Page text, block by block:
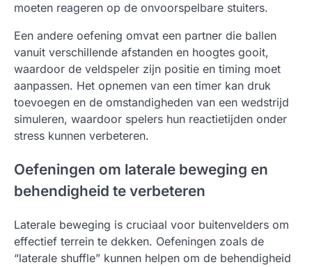
moeten reageren op de onvoorspelbare stuiters.
Een andere oefening omvat een partner die ballen
vanuit verschillende afstanden en hoogtes gooit,
waardoor de veldspeler zijn positie en timing moet
aanpassen. Het opnemen van een timer kan druk
toevoegen en de omstandigheden van een wedstrijd
simuleren, waardoor spelers hun reactietijden onder
stress kunnen verbeteren.
Oefeningen om laterale beweging en
behendigheid te verbeteren
Laterale beweging is cruciaal voor buitenvelders om
effectief terrein te dekken. Oefeningen zoals de
“laterale shuffle” kunnen helpen om de behendigheid